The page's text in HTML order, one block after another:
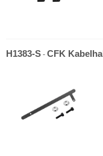
H1383-S - CFK